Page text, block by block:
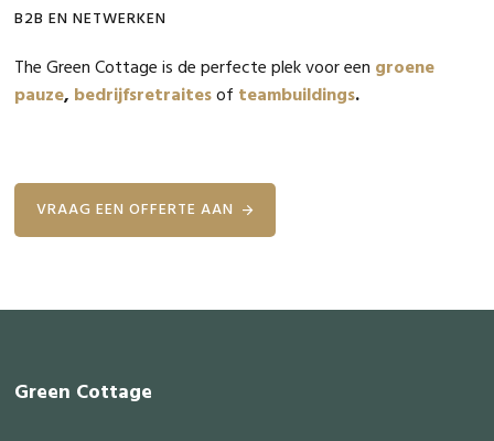
B2B EN NETWERKEN
The Green Cottage is de perfecte plek voor een groene
pauze, bedrijfsretraitesof teambuildings.
VRAAG EEN OFFERTE AAN
Footer
Green Cottage